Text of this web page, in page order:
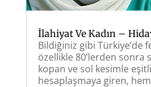
İlahiyat Ve Kadın –
Bildiğiniz gibi Türkiye’de
özellikle 80’lerden sonra
kopan ve sol kesimle
hesaplaşmaya giren,